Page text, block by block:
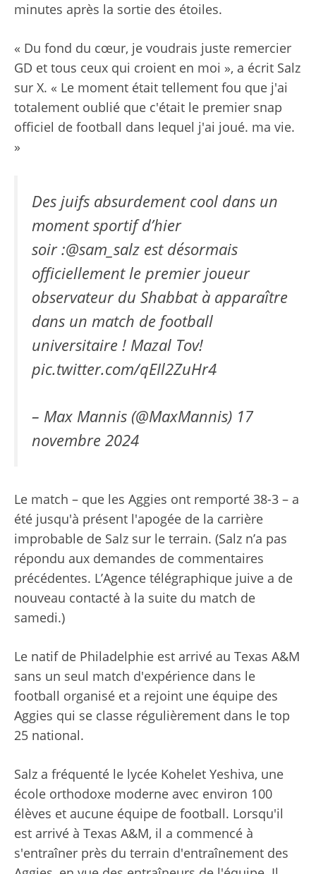
minutes après la sortie des étoiles.
« Du fond du cœur, je voudrais juste remercier
GD et tous ceux qui croient en moi », a écrit Salz
sur X. « Le moment était tellement fou que j'ai
totalement oublié que c'était le premier snap
officiel de football dans lequel j'ai joué. ma vie.
»
Des juifs absurdement cool dans un
moment sportif d’hier
soir :@sam_salz est désormais
officiellement le premier joueur
observateur du Shabbat à apparaître
dans un match de football
universitaire ! Mazal Tov!
pic.twitter.com/qEIl2ZuHr4
– Max Mannis (@MaxMannis) 17
novembre 2024
Le match – que les Aggies ont remporté 38-3 – a
été jusqu'à présent l'apogée de la carrière
improbable de Salz sur le terrain. (Salz n’a pas
répondu aux demandes de commentaires
précédentes. L’Agence télégraphique juive a de
nouveau contacté à la suite du match de
samedi.)
Le natif de Philadelphie est arrivé au Texas A&M
sans un seul match d'expérience dans le
football organisé et a rejoint une équipe des
Aggies qui se classe régulièrement dans le top
25 national.
Salz a fréquenté le lycée Kohelet Yeshiva, une
école orthodoxe moderne avec environ 100
élèves et aucune équipe de football. Lorsqu'il
est arrivé à Texas A&M, il a commencé à
s'entraîner près du terrain d'entraînement des